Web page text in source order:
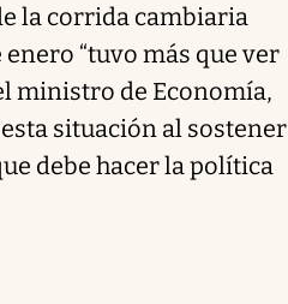
la corrida cambiaria
“tuvo más que ver
ministro de Economía,
situación al sostener
debe hacer la política